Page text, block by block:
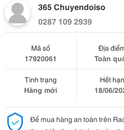
365 Chuyendoiso
0287 109 2939
Mã số
17920061
Địa
Toàn
Tình trạng
Hàng mới
Hết hạn
18/06/
Để mua hàng an toàn trên